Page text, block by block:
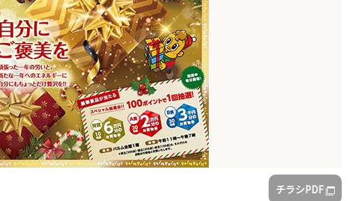
チラシPDF